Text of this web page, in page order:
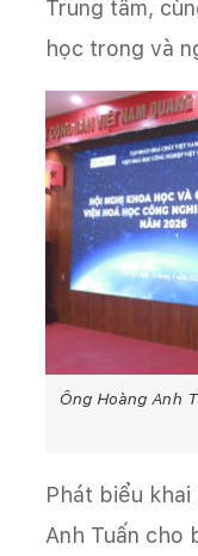
Trung tâm,
học trong và
Ông Hoàng Anh
Phát biểu khai
Anh Tuấn cho